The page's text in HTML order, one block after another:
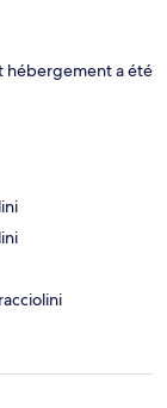
hébergement a été